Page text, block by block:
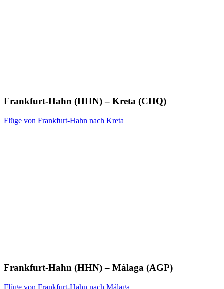
Frankfurt-Hahn (HHN) – Kreta (CHQ)
Flüge von Frankfurt-Hahn nach Kreta
Frankfurt-Hahn (HHN) – Málaga (AGP)
Flüge von Frankfurt-Hahn nach Málaga